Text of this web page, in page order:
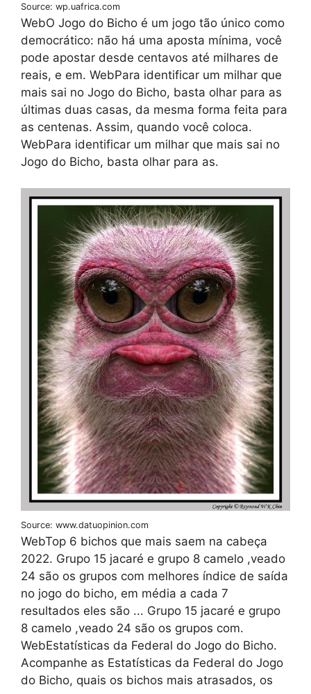
Source: wp.uafrica.com
WebO Jogo do Bicho é um jogo tão único como
democrático: não há uma aposta mínima, você
pode apostar desde centavos até milhares de
reais, e em. WebPara identificar um milhar que
mais sai no Jogo do Bicho, basta olhar para as
últimas duas casas, da mesma forma feita para
as centenas. Assim, quando você coloca.
WebPara identificar um milhar que mais sai no
Jogo do Bicho, basta olhar para as.
Source: www.datuopinion.com
WebTop 6 bichos que mais saem na cabeça
2022. Grupo 15 jacaré e grupo 8 camelo ,veado
24 são os grupos com melhores índice de saída
no jogo do bicho, em média a cada 7
resultados eles são ... Grupo 15 jacaré e grupo
8 camelo ,veado 24 são os grupos com.
WebEstatísticas da Federal do Jogo do Bicho.
Acompanhe as Estatísticas da Federal do Jogo
do Bicho, quais os bichos mais atrasados, os